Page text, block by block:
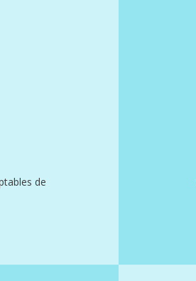
de